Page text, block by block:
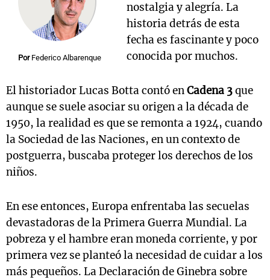
Por Federico Albarenque
nostalgia y alegría. La
historia detrás de esta
fecha es fascinante y poco
conocida por muchos.
El historiador Lucas Botta contó enCadena 3que
aunque se suele asociar su origen a la década de
1950, la realidad es que se remonta a 1924, cuando
la Sociedad de las Naciones, en un contexto de
postguerra, buscaba proteger los derechos de los
niños.
En ese entonces, Europa enfrentaba las secuelas
devastadoras de la Primera Guerra Mundial. La
pobreza y el hambre eran moneda corriente, y por
primera vez se planteó la necesidad de cuidar a los
más pequeños. La Declaración de Ginebra sobre